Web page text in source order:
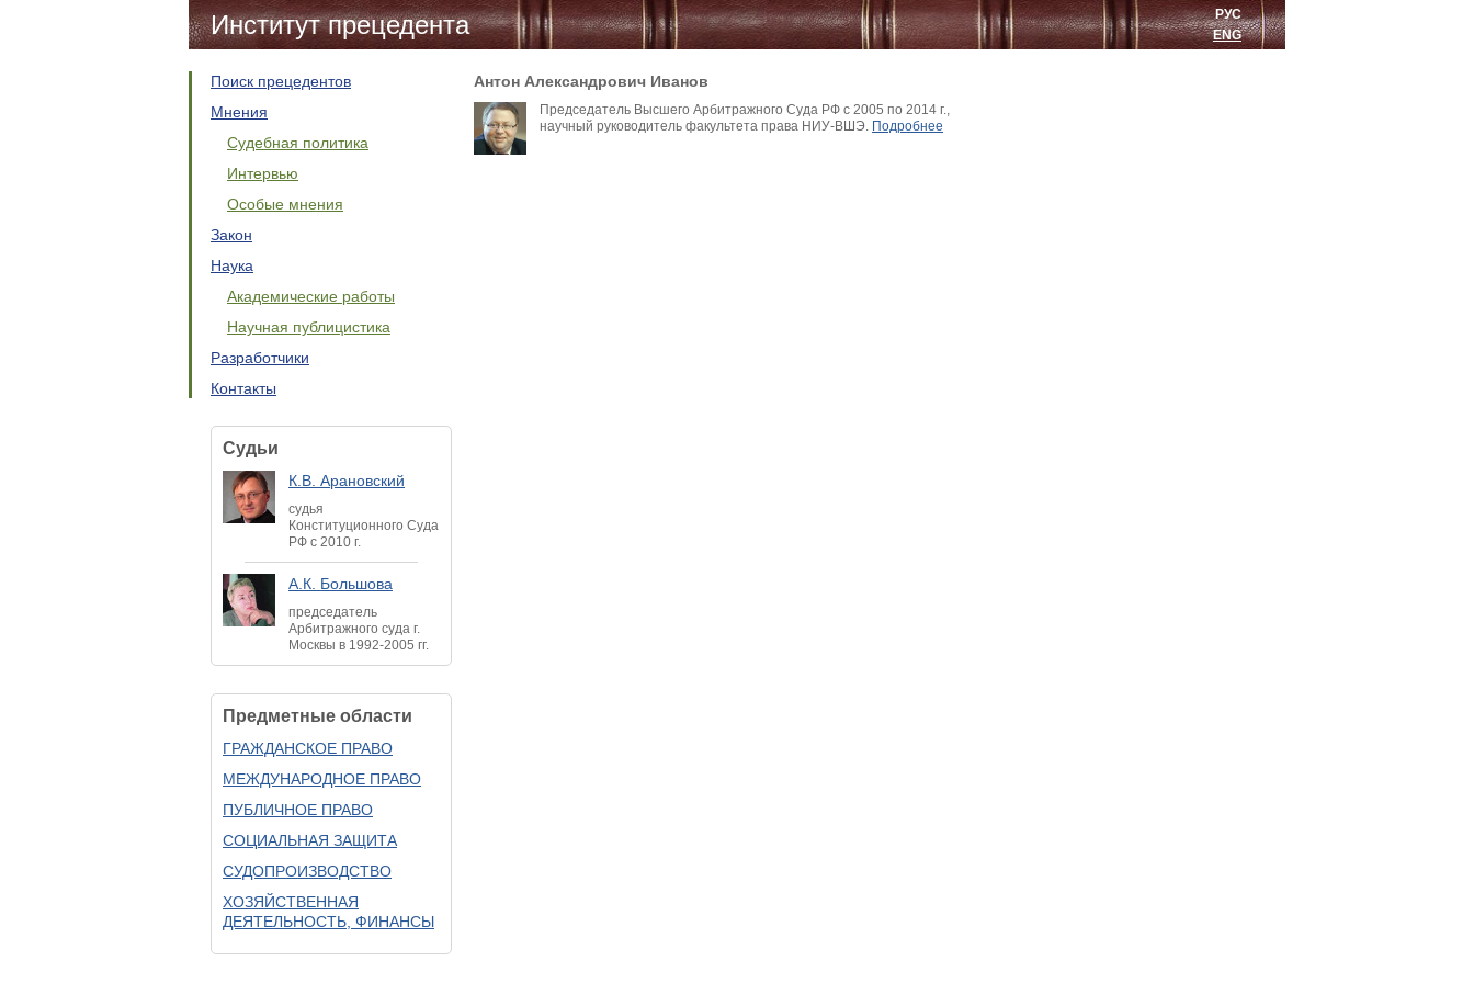
РУС
ENG
Институт прецедента
Поиск прецедентов
Мнения
Судебная политика
Интервью
Особые мнения
Закон
Наука
Академические работы
Научная публицистика
Разработчики
Контакты
Судьи
К.В. Арановский
судья
Конституционного Суда
РФ с 2010 г.
А.К. Большова
председатель
Арбитражного суда г.
Москвы в 1992-2005 гг.
Предметные области
ГРАЖДАНСКОЕ ПРАВО
МЕЖДУНАРОДНОЕ ПРАВО
ПУБЛИЧНОЕ ПРАВО
СОЦИАЛЬНАЯ ЗАЩИТА
СУДОПРОИЗВОДСТВО
ХОЗЯЙСТВЕННАЯ
ДЕЯТЕЛЬНОСТЬ, ФИНАНСЫ
Антон Александрович Иванов
Председатель Высшего Арбитражного Суда РФ с 2005 по 2014 г.,
научный руководитель факультета права НИУ-ВШЭ. Подробнее